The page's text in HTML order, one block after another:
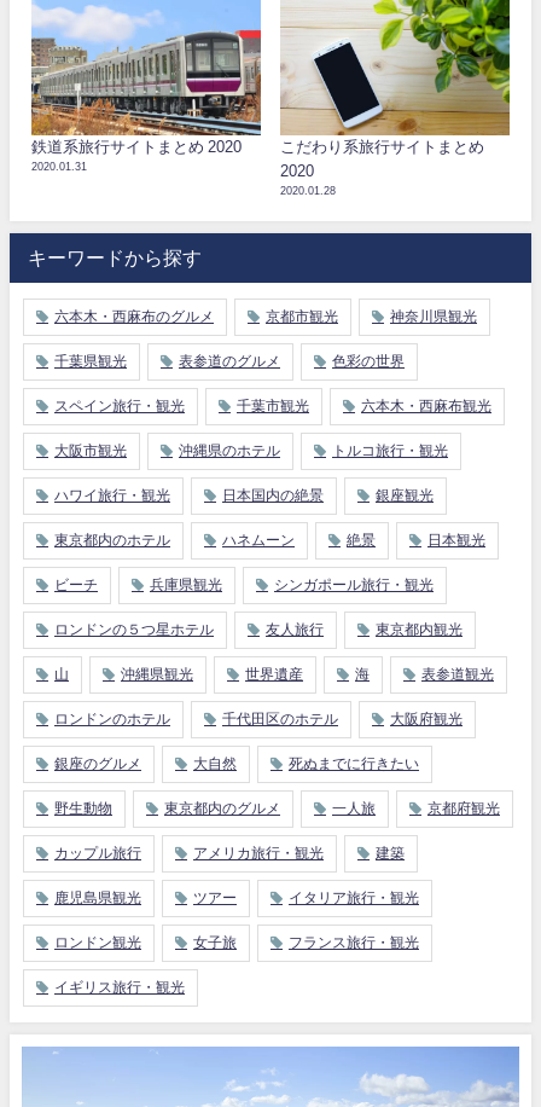
鉄道系旅行サイトまとめ 2020
2020.01.31
こだわり系旅行サイトまとめ
2020
2020.01.28
キーワードから探す
六本木・西麻布のグルメ 京都市観光 神奈川県観光
千葉県観光 表参道のグルメ 色彩の世界
スペイン旅行・観光 千葉市観光 六本木・西麻布観光
大阪市観光 沖縄県のホテル トルコ旅行・観光
ハワイ旅行・観光 日本国内の絶景 銀座観光
東京都内のホテル ハネムーン 絶景 日本観光
ビーチ 兵庫県観光 シンガポール旅行・観光
ロンドンの５つ星ホテル 友人旅行 東京都内観光
山 沖縄県観光 世界遺産 海 表参道観光
ロンドンのホテル 千代田区のホテル 大阪府観光
銀座のグルメ 大自然 死ぬまでに行きたい
野生動物 東京都内のグルメ 一人旅 京都府観光
カップル旅行 アメリカ旅行・観光 建築
鹿児島県観光 ツアー イタリア旅行・観光
ロンドン観光 女子旅 フランス旅行・観光
イギリス旅行・観光